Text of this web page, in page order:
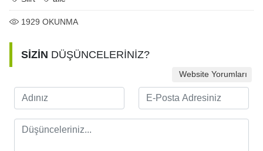
1929 OKUNMA
SİZİN DÜŞÜNCELERİNİZ?
Website Yorumları